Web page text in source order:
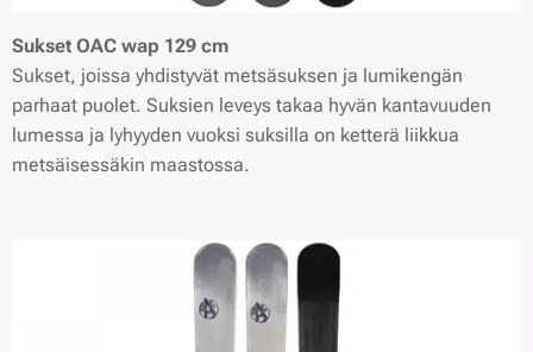
Sukset OAC wap 129 cm
Sukset, joissa yhdistyvät metsäsuksen ja lumikengän
parhaat puolet. Suksien leveys takaa hyvän kantavuuden
lumessa ja lyhyyden vuoksi suksilla on ketterä liikkua
metsäisessäkin maastossa.